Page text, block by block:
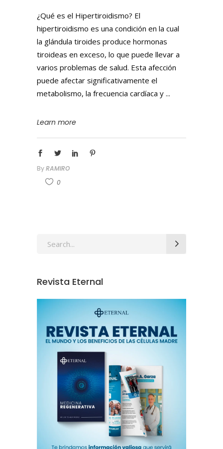
¿Qué es el Hipertiroidismo? El
hipertiroidismo es una condición en la cual
la glándula tiroides produce hormonas
tiroideas en exceso, lo que puede llevar a
varios problemas de salud. Esta afección
puede afectar significativamente el
metabolismo, la frecuencia cardíaca y
Learn more
ByRAMIRO
0
Revista Eternal